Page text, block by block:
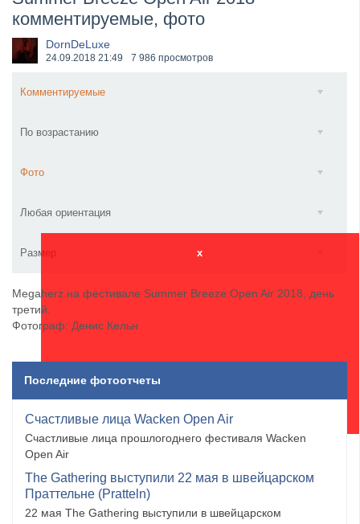
​Wacken Open Air 2027 объявил новую волну участ...
комментируемые, фото
DornDeLuxe
24.09.2018 21:49 7 986 просмотров
Комментируемые
По возрастанию
Фото
Любая ориентация
Размер x
Megaherz на фестивале Summer Breeze Open Air 2018, день
третий.
Фотограф: Денис Кельн
Последние фотоотчеты
Счастливые лица Wacken Open Air
Счастливые лица прошлогоднего фестиваля Wacken
Open Air
The Gathering выступили 22 мая в швейцарском
Праттельне (Pratteln)
22 мая The Gathering выступили в швейцарском